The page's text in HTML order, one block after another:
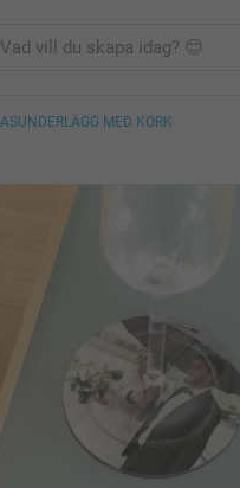
MED KORK